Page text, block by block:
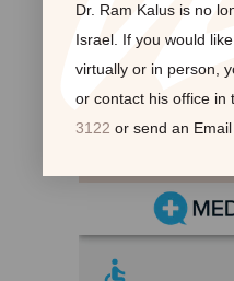
Dr. Ram Kalus is no
Israel. If you would
virtually or in person,
or contact his office in
3122 or send an Email